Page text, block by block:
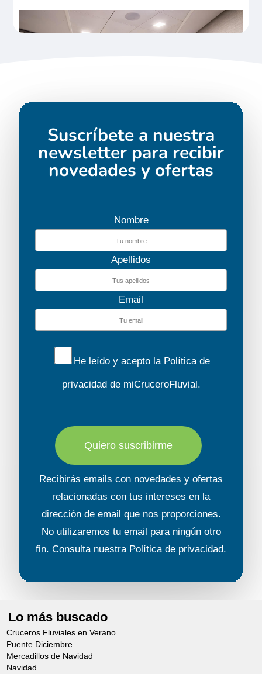
Suscríbete a nuestra
newsletter para recibir
novedades y ofertas
Nombre
Apellidos
Email
He leído y acepto la Política de
privacidadde miCruceroFluvial.
Quiero suscribirme
Recibirás emails con novedades y ofertas
relacionadas con tus intereses en la
dirección de email que nos proporciones.
No utilizaremos tu email para ningún otro
fin. Consulta nuestra Política de privacidad.
Lo más buscado
Cruceros Fluviales en Verano
Puente Diciembre
Mercadillos de Navidad
Navidad